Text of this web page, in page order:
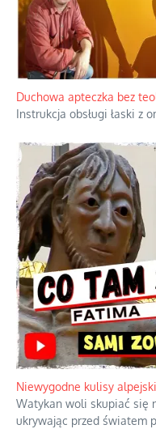
Duchowa apteczka bez
Instrukcja obsługi łaski z
Niewygodne kulisy
Watykan woli skupiać się
ukrywając przed światem